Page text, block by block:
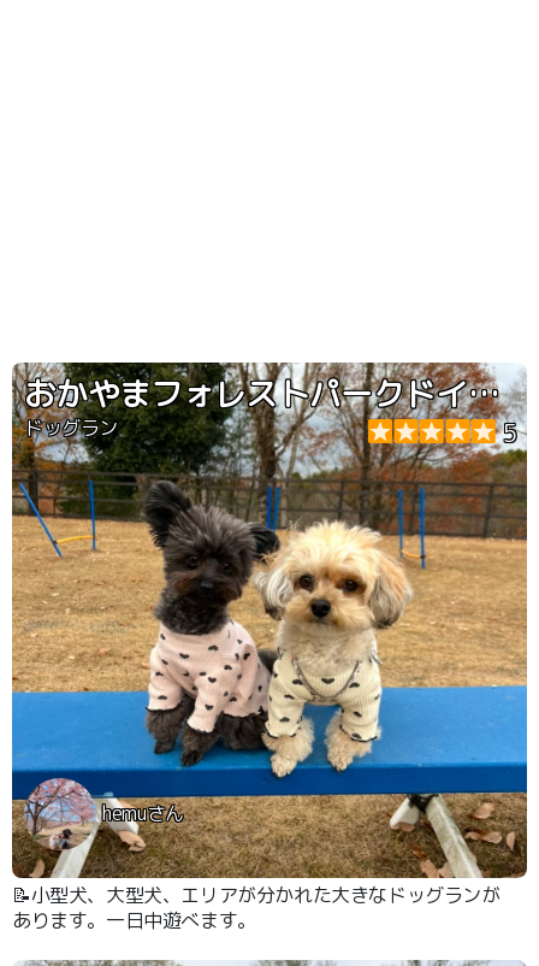
おかやまフォレストパークドイツの森
ドッグラン 5
hemuさん
📝小型犬、大型犬、エリアが分かれた大きなドッグランが
あります。一日中遊べます。